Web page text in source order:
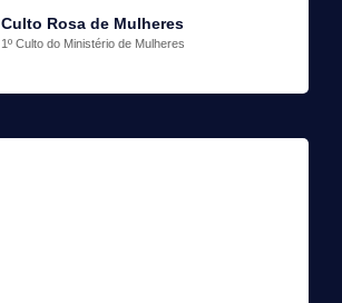
Culto Rosa de Mulheres
1º Culto do Ministério de Mulheres